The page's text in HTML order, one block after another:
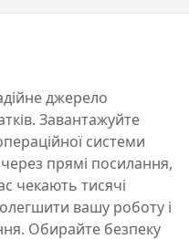
джерело
Завантажуйте
системи
прямі посилання,
чекають тисячі
вашу роботу і
Обирайте безпеку